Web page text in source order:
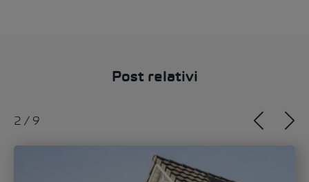
Post relativi
2 / 9